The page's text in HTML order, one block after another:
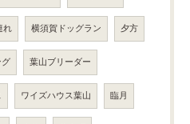
れ 横須賀ドッグラン 夕方
グ 葉山ブリーダー
ワイズハウス葉山 臨月